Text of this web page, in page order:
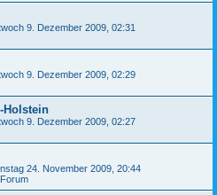
9. Dezember 2009, 02:31
9. Dezember 2009, 02:29
Holstein
9. Dezember 2009, 02:27
24. November 2009, 20:44